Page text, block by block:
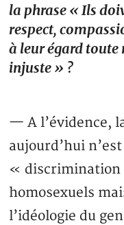
la phrase « Ils
respect,
à leur égard
injuste » ?
— A l’évidence,
aujourd’hui
« discrimination
homosexuels
l’idéologie du